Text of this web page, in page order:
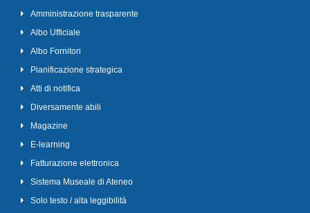
Amministrazione trasparente
Albo Ufficiale
Albo Fornitori
Pianificazione strategica
Atti di notifica
Diversamente abili
Magazine
E-learning
Fatturazione elettronica
Sistema Museale di Ateneo
Solo testo / alta leggibilità